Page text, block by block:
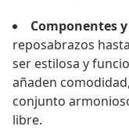
Componentes
reposabrazos
ser estilosa y
añaden
conjunto
libre.